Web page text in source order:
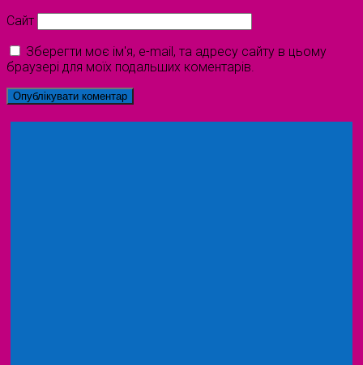
Сайт
Зберегти моє ім'я, e-mail, та адресу сайту в цьому
браузері для моїх подальших коментарів.